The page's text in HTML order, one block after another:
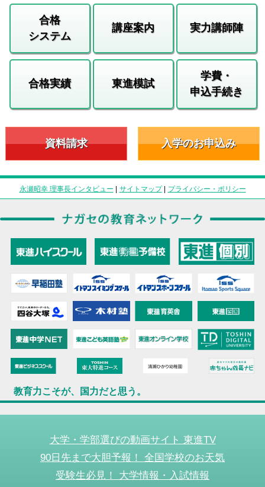
合格
システム
講座案内 実力講師陣
合格実績 東進模試
学費・
申込手続き
資料請求 入学のお申込み
永瀬昭幸 理事長インタビュー | サイトマップ| プライバシー・ポリシー
教育力こそが、国力だと思う。
大学・学部選びの動画サイト 東進TV
90日先まで大胆予報！ 全国学校のお天気
受験生必見！ 大学情報・入試情報